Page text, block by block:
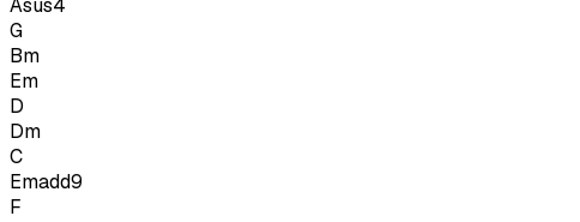
Asus4
G
Bm
Em
D
Dm
C
Emadd9
F